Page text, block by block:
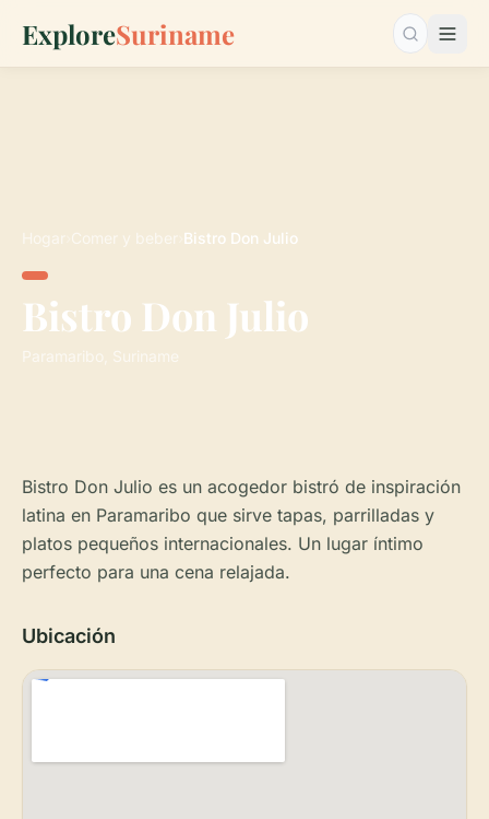
ExploreSuriname Buscar…
Hogar Comer y beber Bistro Don Julio
Bistro Don Julio
Paramaribo, Suriname
Bistro Don Julio es un acogedor bistró de inspiración
latina en Paramaribo que sirve tapas, parrilladas y
platos pequeños internacionales. Un lugar íntimo
perfecto para una cena relajada.
Ubicación